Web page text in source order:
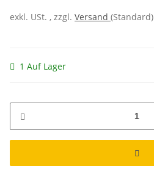
exkl. USt. , zzgl. Versand (Standard)
1 Auf Lager